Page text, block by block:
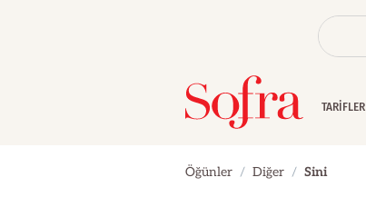
TARİFLER
Öğünler Diğer Sini